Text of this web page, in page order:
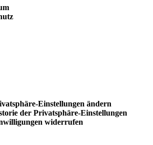
Einstellungen ändern
der Privatsphäre-Einstellungen
widerrufen